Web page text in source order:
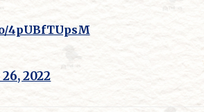
4pUBfTUpsM
2022